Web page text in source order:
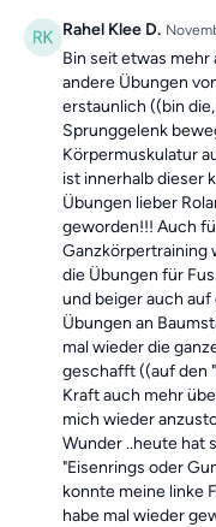
Rahel Klee D.
Bin seit etwas mehr
andere Übungen
erstaunlich ((bin
Sprunggelenk
Körpermuskulatur
ist innerhalb dieser
Übungen lieber
geworden!!! Auch
Ganzkörpertraining
die Übungen für
und beiger auch auf
Übungen an
mal wieder die
geschafft ((auf den
Kraft auch mehr
mich wieder
Wunder ..heute hat
"Eisenrings oder
konnte meine linke
habe mal wieder